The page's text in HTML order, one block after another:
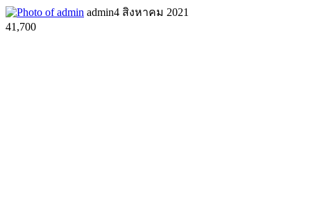
admin4 สิงหาคม 2021
41,700